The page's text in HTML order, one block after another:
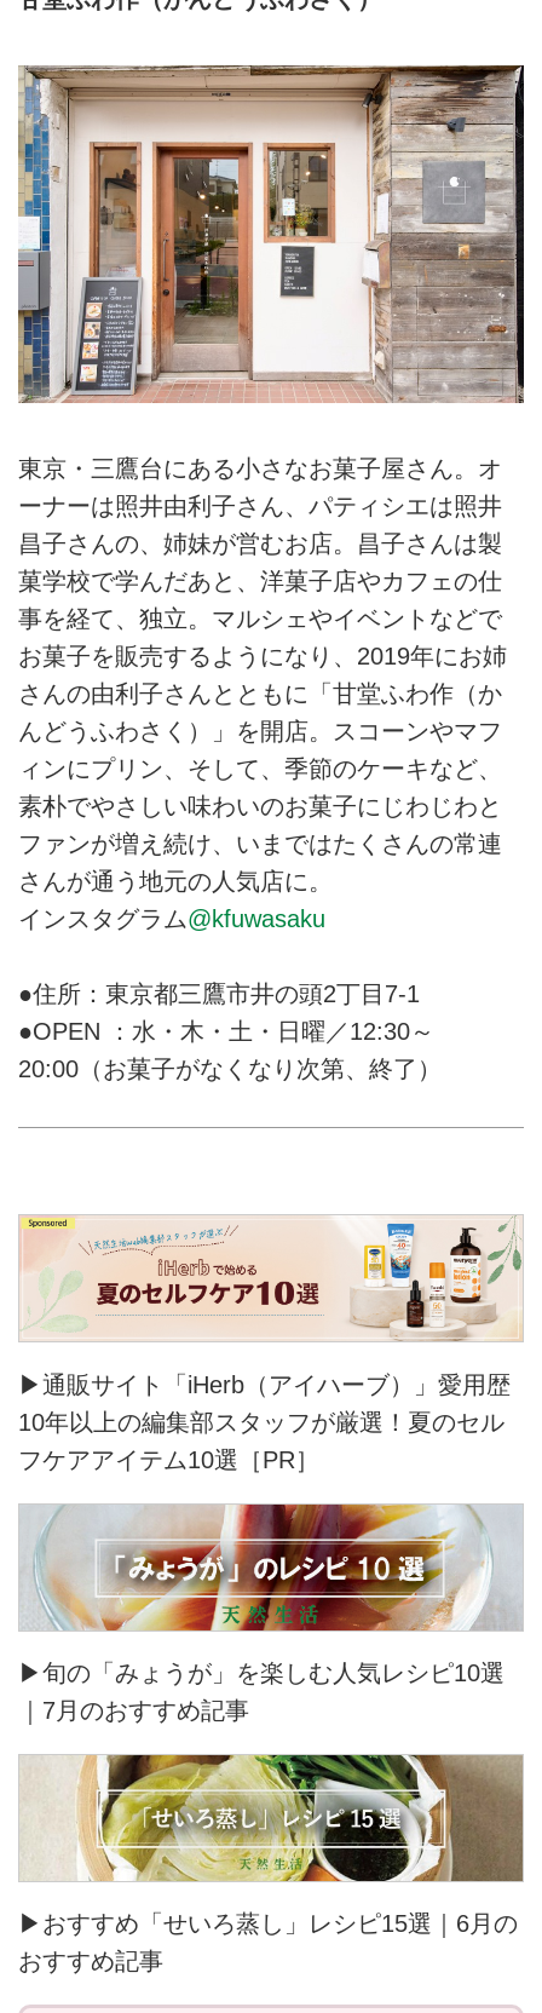
コーヒーゼリーを楽しめます。
に、自宅でもおいしく手軽につく
製おやつレシピを教えていただき
ました。今回紹介するのは甘さ控
えめな基本の「スコーン」のつく
り方。生地を捏ねて、重ねて捏ね
て、層をつくり、ふっくらと焼き
上げる簡単スコーンです。
東京・三鷹台にある小さなお菓子屋さん。オ
ーナーは照井由利子さん、パティシエは照井
昌子さんの、姉妹が営むお店。昌子さんは製
菓学校で学んだあと、洋菓子店やカフェの仕
事を経て、独立。マルシェやイベントなどで
お菓子を販売するようになり、2019年にお姉
さんの由利子さんとともに「甘堂ふわ作（か
んどうふわさく）」を開店。スコーンやマフ
ィンにプリン、そして、季節のケーキなど、
素朴でやさしい味わいのお菓子にじわじわと
ファンが増え続け、いまではたくさんの常連
さんが通う地元の人気店に。
インスタグラム@kfuwasaku
●住所：東京都三鷹市井の頭2丁目7-1
●OPEN ：水・木・土・日曜／12:30～
20:00（お菓子がなくなり次第、終了）
▶通販サイト「iHerb（アイハーブ）」愛用歴
10年以上の編集部スタッフが厳選！夏のセル
フケアアイテム10選［PR］
▶旬の「みょうが」を楽しむ人気レシピ10選
｜7月のおすすめ記事
▶おすすめ「せいろ蒸し」レシピ15選｜6月の
おすすめ記事